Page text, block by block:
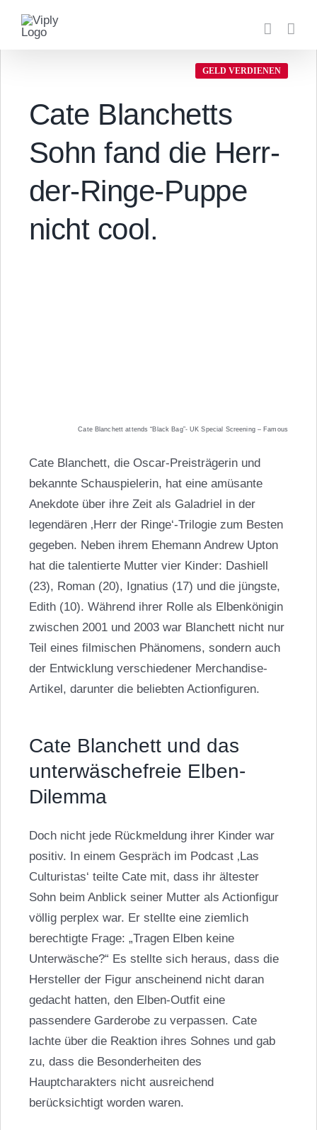
Inhalt
springen
GELD VERDIENEN
Cate Blanchetts
Sohn fand die Herr-
der-Ringe-Puppe
nicht cool.
Cate Blanchett attends “Black Bag”- UK Special Screening – Famous
Cate Blanchett, die Oscar-Preisträgerin und
bekannte Schauspielerin, hat eine amüsante
Anekdote über ihre Zeit als Galadriel in der
legendären ‚Herr der Ringe‘-Trilogie zum Besten
gegeben. Neben ihrem Ehemann Andrew Upton
hat die talentierte Mutter vier Kinder: Dashiell
(23), Roman (20), Ignatius (17) und die jüngste,
Edith (10). Während ihrer Rolle als Elbenkönigin
zwischen 2001 und 2003 war Blanchett nicht nur
Teil eines filmischen Phänomens, sondern auch
der Entwicklung verschiedener Merchandise-
Artikel, darunter die beliebten Actionfiguren.
Cate Blanchett und das
unterwäschefreie Elben-
Dilemma
Doch nicht jede Rückmeldung ihrer Kinder war
positiv. In einem Gespräch im Podcast ‚Las
Culturistas‘ teilte Cate mit, dass ihr ältester
Sohn beim Anblick seiner Mutter als Actionfigur
völlig perplex war. Er stellte eine ziemlich
berechtigte Frage: „Tragen Elbenkeine
Unterwäsche?“ Es stellte sich heraus, dass die
Hersteller der Figur anscheinend nicht daran
gedacht hatten, den Elben-Outfit eine
passendere Garderobe zu verpassen. Cate
lachte über die Reaktion ihres Sohnes und gab
zu, dass die Besonderheiten des
Hauptcharakters nicht ausreichend
berücksichtigt worden waren.